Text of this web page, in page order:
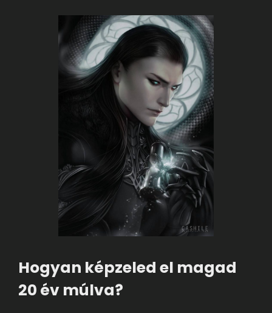
Hogyan képzeled el magad
20 év múlva?